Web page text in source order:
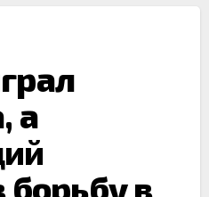
а
борьбу в